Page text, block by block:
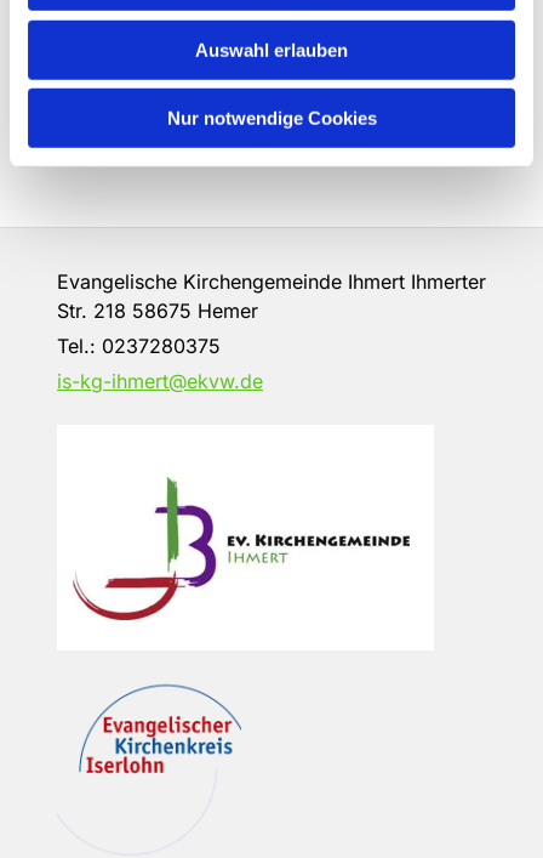
Auswahl erlauben
Nur notwendige Cookies
Evangelische Kirchengemeinde Ihmert Ihmerter
Str. 218 58675 Hemer
Tel.: 0237280375
is-kg-ihmert@ekvw.de